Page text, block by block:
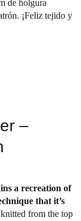
de holgura
¡Feliz tejido y
–
a recreation of
that it’s
from the top